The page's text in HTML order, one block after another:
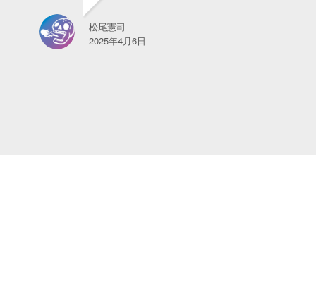
松尾憲司
2025年4月6日